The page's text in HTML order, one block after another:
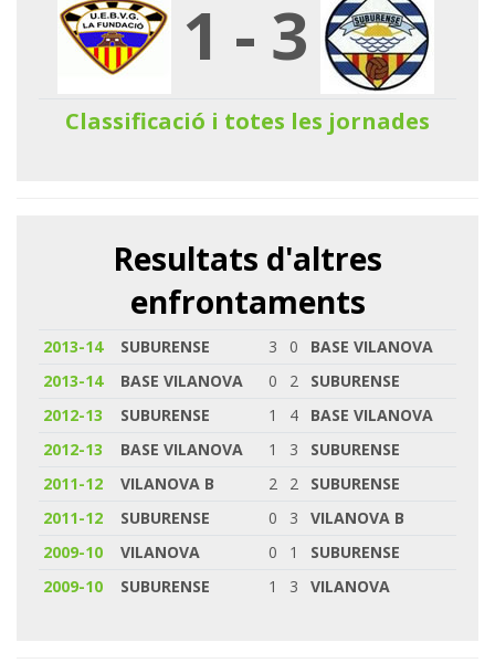
1 - 3
Classificació i totes les jornades
Resultats d'altres
enfrontaments
2013-14 SUBURENSE 3 0
BASE VILANOVA
2013-14
BASE VILANOVA 0 2
SUBURENSE
2012-13
SUBURENSE 1 4
BASE VILANOVA
2012-13
BASE VILANOVA 1 3
SUBURENSE
2011-12
VILANOVA B 2 2
SUBURENSE
2011-12
SUBURENSE 0 3
VILANOVA B
2009-10
VILANOVA 0 1
SUBURENSE
2009-10
SUBURENSE 1 3 VILANOVA